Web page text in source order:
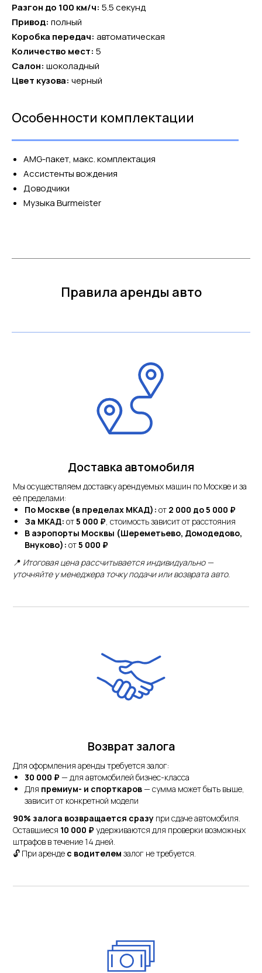
Разгон до 100 км/ч: 5.5 секунд
Привод: полный
Коробка передач: автоматическая
Количество мест: 5
Салон: шоколадный
Цвет кузова: черный
Особенности комплектации
AMG-пакет, макс. комплектация
Ассистенты вождения
Доводчики
Музыка Burmeister
Правила аренды авто
Доставка автомобиля
Мы осуществляем доставку арендуемых машин по Москве и за
её пределами:
По Москве (в пределах МКАД): от 2 000 до 5 000 ₽
За МКАД: от5 000 ₽ , стоимость зависит от расстояния
В аэропорты Москвы (Шереметьево, Домодедово,
Внуково): от5 000 ₽
📍 Итоговая цена рассчитывается индивидуально —
уточняйте у менеджера точку подачи или возврата авто.
Возврат залога
Для оформления аренды требуется залог:
30 000 ₽— для автомобилей бизнес-класса
Для премиум- и спорткаров— сумма может быть выше,
зависит от конкретной модели
90% залога возвращается сразу при сдаче автомобиля.
Оставшиеся 10 000 ₽удерживаются для проверки возможных
штрафов в течение 14 дней.
🔓 При аренде с водителем залог не требуется.